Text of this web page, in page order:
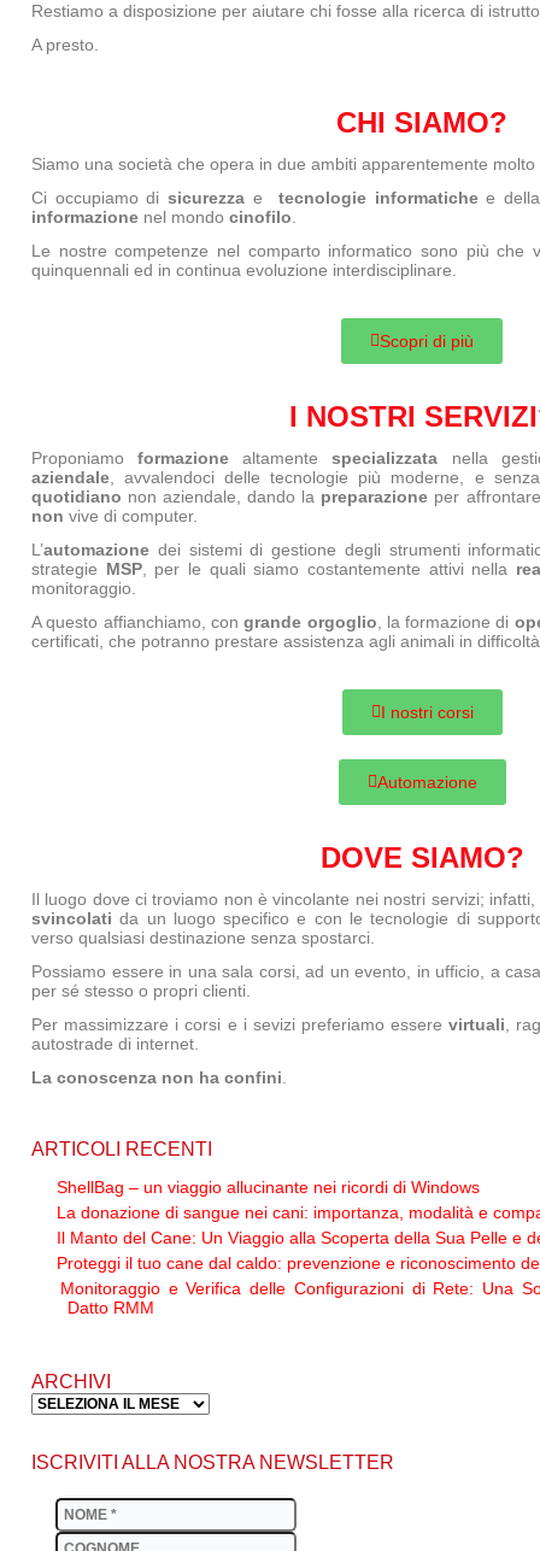
Restiamo a disposizione per aiutare chi fosse alla ricerca di
A presto.
CHI SIAMO?
Siamo una società che opera in due ambiti apparentemente molto
Ci occupiamo di sicurezzae tecnologie informatichee della
informazione nel mondo cinofilo
Le nostre competenze nel comparto informatico sono più che
quinquennali ed in continua evoluzione interdisciplinare.
Scopri di più
I NOSTRI
Proponiamoformazione altamentespecializzata nella
aziendale , avvalendoci delle tecnologie più moderne, e
quotidiano non aziendale, dando la preparazione per
non vive di computer.
L’automazione dei sistemi di gestione degli strumenti
strategie MSP, per le quali siamo costantemente attivi nella
monitoraggio.
A questo affianchiamo, congrande orgoglio , la formazione di
certificati, che potranno prestare assistenza agli animali in
I nostri corsi
Automazione
DOVE SIAMO?
Il luogo dove ci troviamo non è vincolante nei nostri servizi;
svincolati da un luogo specifico e con le tecnologie di
verso qualsiasi destinazione senza spostarci.
Possiamo essere in una sala corsi, ad un evento, in ufficio, a
per sé stesso o propri clienti.
Per massimizzare i corsi e i sevizi preferiamo esserevirtuali ,
autostrade di internet.
La conoscenza non ha confini
ARTICOLI RECENTI
ShellBag – un viaggio allucinante nei ricordi di Windows
La donazione di sangue nei cani: importanza, modalità e
Il Manto del Cane: Un Viaggio alla Scoperta della Sua Pelle e
Proteggi il tuo cane dal caldo: prevenzione e riconoscimento
Monitoraggio e Verifica delle Configurazioni di Rete: Una
Datto RMM
ARCHIVI
ISCRIVITI ALLA NOSTRA NEWSLETTER